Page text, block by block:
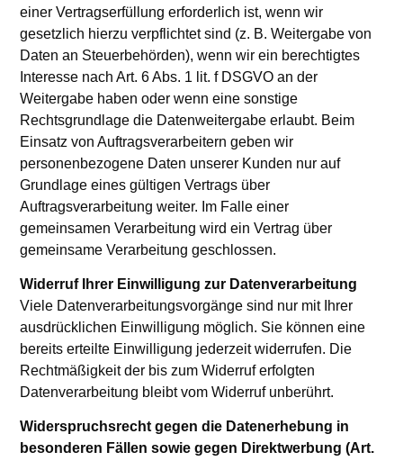
einer Vertragserfüllung erforderlich ist, wenn wir
gesetzlich hierzu verpflichtet sind (z. B. Weitergabe von
Daten an Steuerbehörden), wenn wir ein berechtigtes
Interesse nach Art. 6 Abs. 1 lit. f DSGVO an der
Weitergabe haben oder wenn eine sonstige
Rechtsgrundlage die Datenweitergabe erlaubt. Beim
Einsatz von Auftragsverarbeitern geben wir
personenbezogene Daten unserer Kunden nur auf
Grundlage eines gültigen Vertrags über
Auftragsverarbeitung weiter. Im Falle einer
gemeinsamen Verarbeitung wird ein Vertrag über
gemeinsame Verarbeitung geschlossen.
Widerruf Ihrer Einwilligung zur Datenverarbeitung
Viele Datenverarbeitungsvorgänge sind nur mit Ihrer
ausdrücklichen Einwilligung möglich. Sie können eine
bereits erteilte Einwilligung jederzeit widerrufen. Die
Rechtmäßigkeit der bis zum Widerruf erfolgten
Datenverarbeitung bleibt vom Widerruf unberührt.
Widerspruchsrecht gegen die Datenerhebung in
besonderen Fällen sowie gegen Direktwerbung (Art.